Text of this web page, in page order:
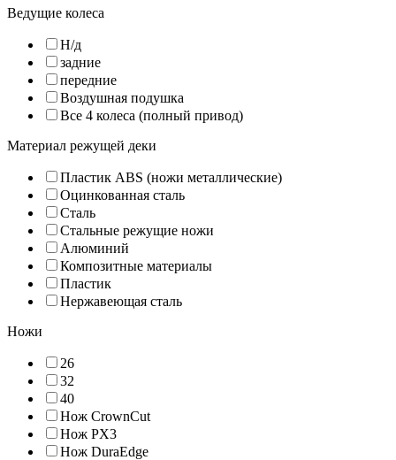
Ведущие колеса
Н/д
задние
передние
Воздушная подушка
Все 4 колеса (полный привод)
Материал режущей деки
Пластик ABS (ножи металлические)
Оцинкованная сталь
Сталь
Стальные режущие ножи
Алюминий
Композитные материалы
Пластик
Нержавеющая сталь
Ножи
26
32
40
Нож CrownCut
Нож PX3
Нож DuraEdge